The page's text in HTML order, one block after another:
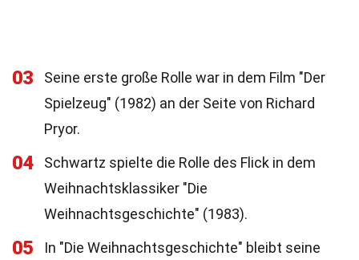
03
Seine erste große Rolle war in dem Film "Der
Spielzeug" (1982) an der Seite von Richard
Pryor.
04
Schwartz spielte die Rolle des Flick in dem
Weihnachtsklassiker "Die
Weihnachtsgeschichte" (1983).
05
In "Die Weihnachtsgeschichte" bleibt seine